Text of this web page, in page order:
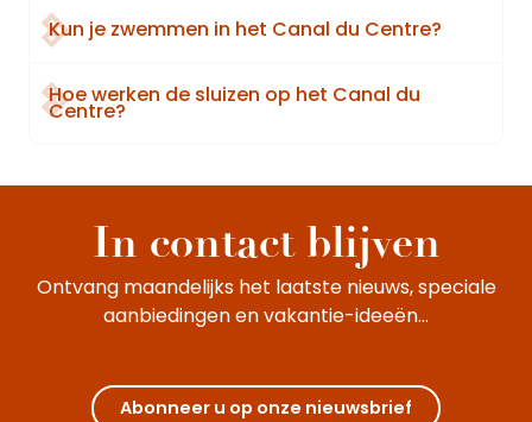
Kun je zwemmen in het Canal du Centre?
Hoe werken de sluizen op het Canal du
Centre?
In contact blijven
Ontvang maandelijks het laatste nieuws, speciale
aanbiedingen en vakantie-ideeën...
Abonneer u op onze nieuwsbrief